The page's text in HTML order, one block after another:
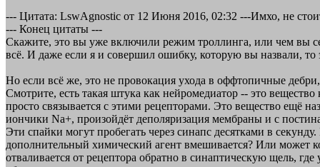
--- Цитата: LswAgnostic от 12 Июня 2016, 02:32 ---Имхо, не
--- Конец цитаты ---
Скажите, это вы уже включили режим троллинга, или чем вы
всё. И даже если я и совершил ошибку, которую вы назвали, то
Но если всё же, это не провокация ухода в оффтопичные
Смотрите, есть такая штука как нейромедиатор -- это
просто связывается с этими рецепторами. Это вещество ещё
иончики Na+, произойдёт деполяризация мембраны и с
Эти спайки могут пробегать через синапс десятками в
дополнительный химический агент вмешивается? Или может
отваливается от рецептора обратно в синаптическую щель,